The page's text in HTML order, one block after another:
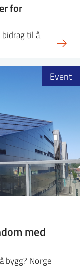
for
til å
med
bygg? Norge
Event